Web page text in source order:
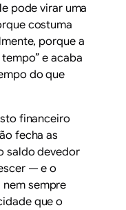
pode virar uma
costuma
porque a
e acaba
do que
financeiro
fecha as
saldo devedor
— e o
sempre
que o